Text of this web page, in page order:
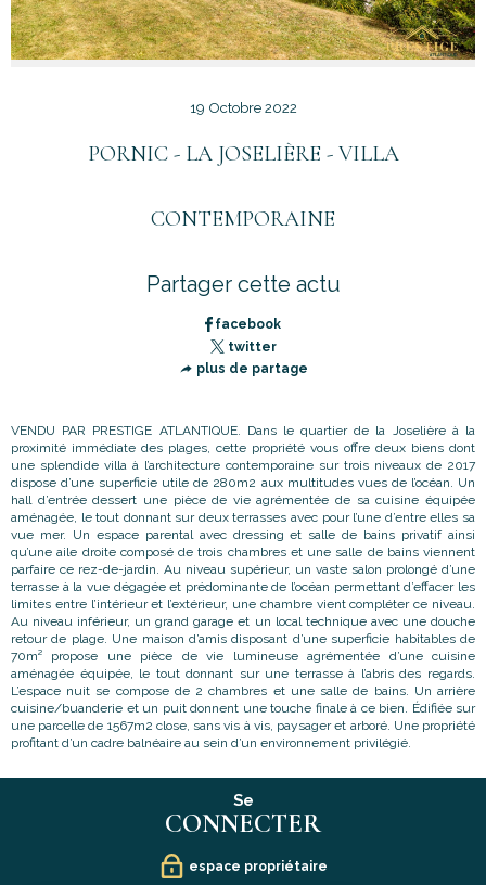
19 Octobre 2022
PORNIC - LA JOSELIÈRE - VILLA
CONTEMPORAINE
Partager cette actu
facebook
twitter
plus de partage
VENDU PAR PRESTIGE ATLANTIQUE. Dans le quartier de la Joselière à la
proximité immédiate des plages, cette propriété vous offre deux biens dont
une splendide villa à l’architecture contemporaine sur trois niveaux de 2017
dispose d’une superficie utile de 280m2 aux multitudes vues de l’océan. Un
hall d’entrée dessert une pièce de vie agrémentée de sa cuisine équipée
aménagée, le tout donnant sur deux terrasses avec pour l’une d’entre elles sa
vue mer. Un espace parental avec dressing et salle de bains privatif ainsi
qu’une aile droite composé de trois chambres et une salle de bains viennent
parfaire ce rez-de-jardin. Au niveau supérieur, un vaste salon prolongé d’une
terrasse à la vue dégagée et prédominante de l’océan permettant d’effacer les
limites entre l’intérieur et l’extérieur, une chambre vient compléter ce niveau.
Au niveau inférieur, un grand garage et un local technique avec une douche
retour de plage. Une maison d’amis disposant d’une superficie habitables de
70m² propose une pièce de vie lumineuse agrémentée d’une cuisine
aménagée équipée, le tout donnant sur une terrasse à l’abris des regards.
L’espace nuit se compose de 2 chambres et une salle de bains. Un arrière
cuisine/buanderie et un puit donnent une touche finale à ce bien. Édifiée sur
une parcelle de 1567m2 close, sans vis à vis, paysager et arboré. Une propriété
profitant d’un cadre balnéaire au sein d’un environnement privilégié.
Se
CONNECTER
espace propriétaire